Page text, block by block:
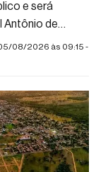
e será
Antônio de
08/2026 às 09:15 -